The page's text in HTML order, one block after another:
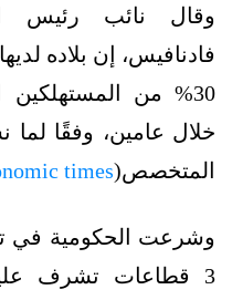
وقال نائب رئيس
فادنافيس، إن بلاده
30% من المستهلكين
خلال عامين، وفقًا لما
المتخصص(times
وشرعت الحكومية في
3 قطاعات تشرف